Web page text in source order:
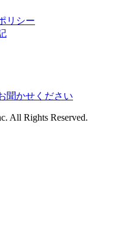
リシー
聞かせください
All Rights Reserved.